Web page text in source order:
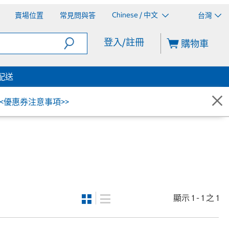
賣場位置 常見問與答 Chinese / 中文 台灣
登入/註冊 購物車
送
優惠券注意事項>>
顯示 1 - 1 之 1